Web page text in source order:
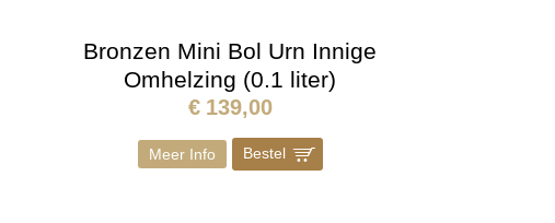
Bronzen Mini Bol Urn Innige
Omhelzing (0.1 liter)
€ 139,00
Meer Info Bestel ]